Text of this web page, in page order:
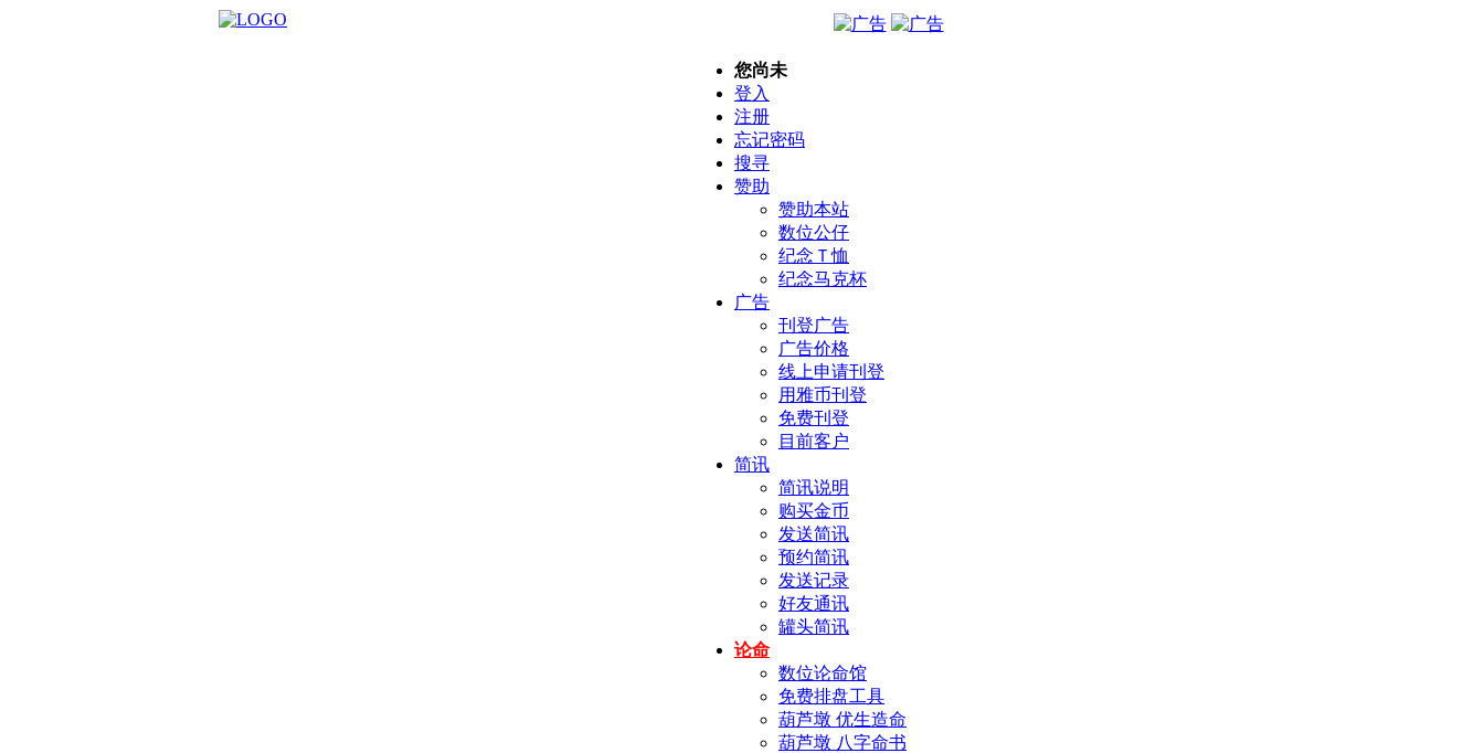
您尚未
登入
注册
忘记密码
搜寻
赞助
赞助本站
数位公仔
纪念Ｔ恤
纪念马克杯
广告
刊登广告
广告价格
线上申请刊登
用雅币刊登
免费刊登
目前客户
简讯
简讯说明
购买金币
发送简讯
预约简讯
发送记录
好友通讯
罐头简讯
论命
数位论命馆
免费排盘工具
葫芦墩 优生造命
葫芦墩 八字命书